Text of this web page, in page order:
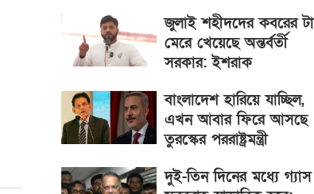
জুলাই শহীদদের কবরের
মেরে খেয়েছে অন্তর্বর্তী
সরকার: ইশরাক
বাংলাদেশ হারিয়ে যাচ্ছিল,
এখন আবার ফিরে আসছে
তুরস্কের পররাষ্ট্রমন্ত্রী
দুই-তিন দিনের মধ্যে গ্যাস